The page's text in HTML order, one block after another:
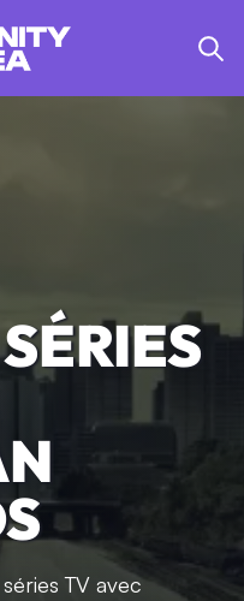
TV avec